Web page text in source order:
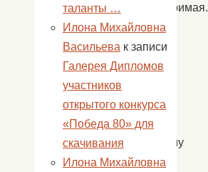
неповторимая.
Как
приятно
будет
брату
или
любимому
дедушке
таланты …
Илона Михайловна
Васильева к записи
Галерея Дипломов
участников
открытого конкурса
«Победа 80» для
скачивания
Илона Михайловна